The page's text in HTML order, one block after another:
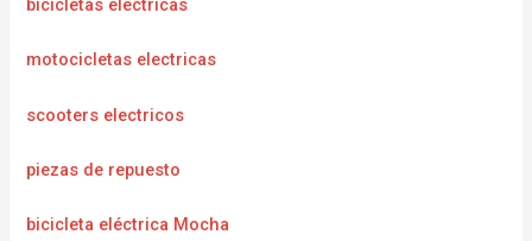
bicicletas electricas
motocicletas electricas
scooters electricos
piezas de repuesto
bicicleta eléctrica Mocha